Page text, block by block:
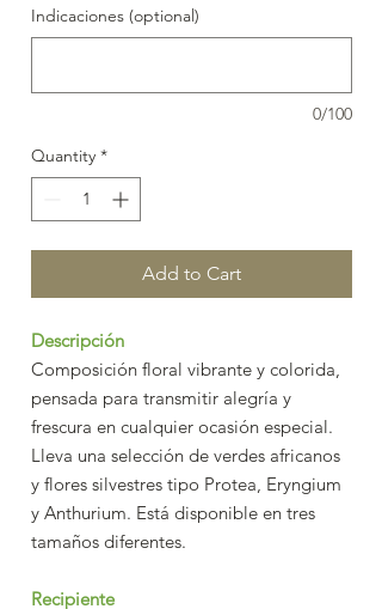
Indicaciones (optional)
0/100
Quantity *
Add to Cart
Descripción
Composición floral vibrante y colorida,
pensada para transmitir alegría y
frescura en cualquier ocasión especial.
Lleva una selección de verdes africanos
y flores silvestres tipo Protea, Eryngium
y Anthurium. Está disponible en tres
tamaños diferentes.
Recipiente